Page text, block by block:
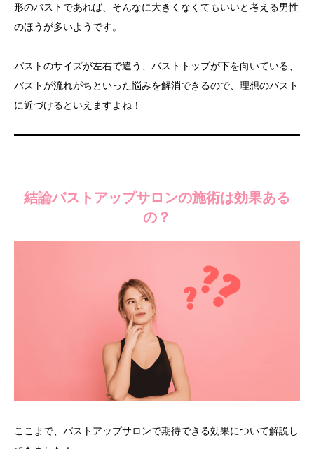
形のバストであれば、そんなに大きくなくてもいいと考える男性
のほうが多いようです。
バストのサイズが左右で違う、バストトップが下を向いている、
バストが流れがちといった悩みを解消できるので、理想のバスト
に近づけるといえますよね！
結論バストアップサロンの施術は効果ある
の？
ここまで、バストアップサロンで期待できる効果について解説し